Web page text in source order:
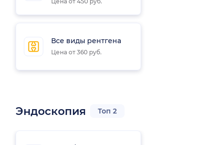
Все виды рентгена
Цена от 360 руб.
Эндоскопия Топ 2